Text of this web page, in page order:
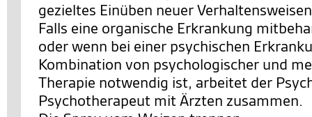
gezieltes Einüben neuer
Falls eine organische Erkrankung
oder wenn bei einer psychischen
Kombination von psychologischer und
Therapie notwendig ist, arbeitet der
Psychotherapeut mit Ärzten zusammen.